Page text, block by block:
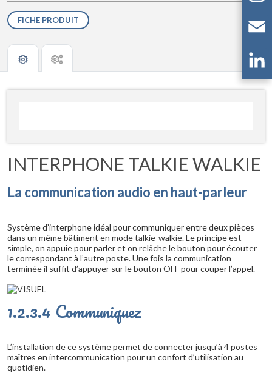
FICHE PRODUIT
INTERPHONE TALKIE WALKIE
La communication audio en haut-parleur
Système d’interphone idéal pour communiquer entre deux pièces
dans un même bâtiment en mode talkie-walkie. Le principe est
simple, on appuie pour parler et on relâche le bouton pour écouter
le correspondant à l’autre poste. Une fois la communication
terminée il suffit d’appuyer sur le bouton OFF pour couper l’appel.
1.2.3.4 Communiquez
L’installation de ce système permet de connecter jusqu’à 4 postes
maîtres en intercommunication pour un confort d’utilisation au
quotidien.